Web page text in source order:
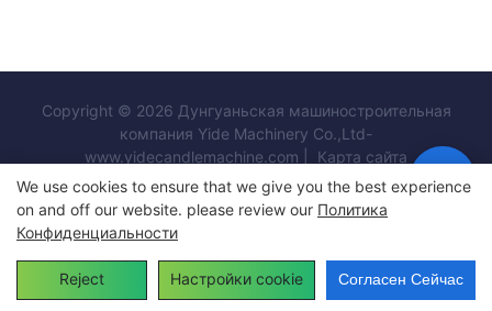
Copyright © 2026 Дунгуаньская машиностроительная
компания Yide Machinery Co.,Ltd-
www.yidecandlemachine.com |
Карта сайта
We use cookies to ensure that we give you the best experience
on and off our website. please review our Политика
Конфиденциальности
Reject Настройки cookie Согласен Сейчас